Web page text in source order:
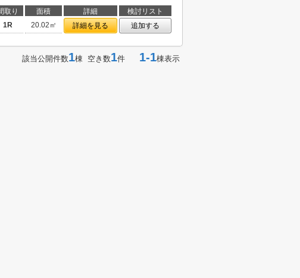
取り 面積 詳細
検討リスト
1R 20.02㎡ 詳細を見る 追加する
該当公開件数1棟 空き数1件 1-1棟表示